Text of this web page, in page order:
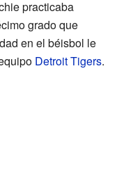
practicaba
grado que
en el béisbol le
Detroit Tigers.